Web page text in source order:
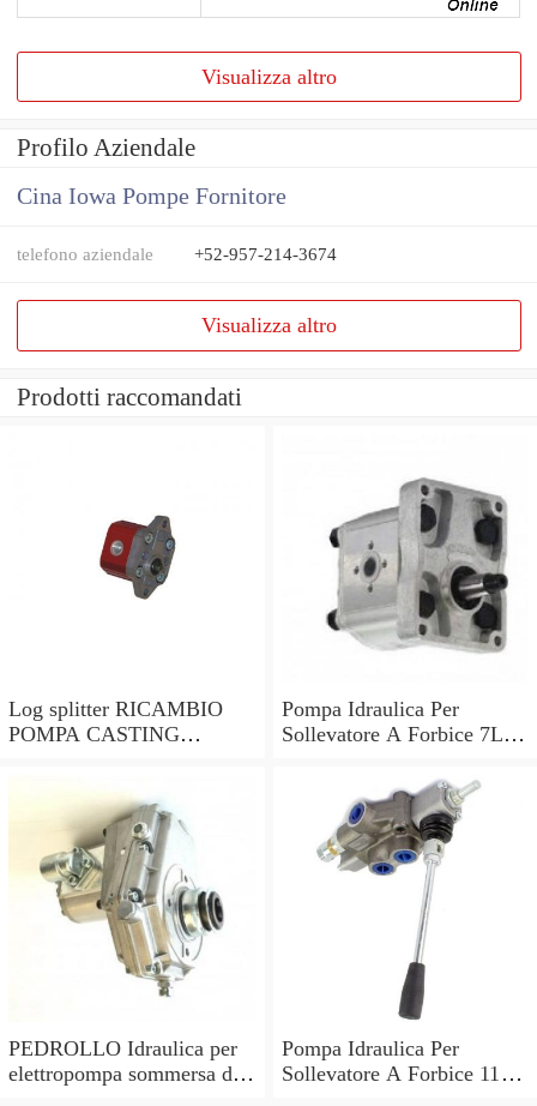
Visualizza altro
Profilo Aziendale
Cina Iowa Pompe Fornitore
telefono aziendale +52-957-214-3674
Visualizza altro
Prodotti raccomandati
Log splitter RICAMBIO
POMPA CASTING
Pompa Idraulica Per
Sollevatore A Forbice 7L 2
PEDROLLO Idraulica per
elettropompa sommersa da
Pompa Idraulica Per
Sollevatore A Forbice 11L